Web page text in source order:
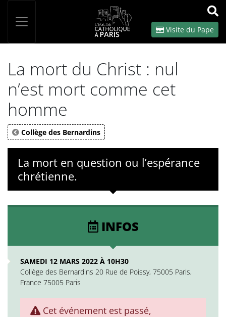
OK
Visite du Pape
La mort du Christ : nul
n’est mort comme cet
homme
Collège des Bernardins
La mort en question ou l’espérance
chrétienne.
INFOS
SAMEDI 12 MARS 2022 À 10H30
Collège des Bernardins 20 Rue de Poissy, 75005 Paris,
France 75005 Paris
Cet événement est passé,
Panneau de gestion des cookies